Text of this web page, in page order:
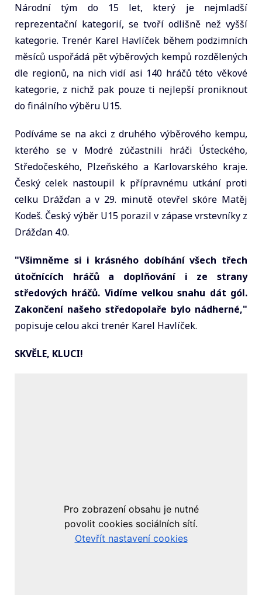
Národní tým do 15 let, který je nejmladší
reprezentační kategorií, se tvoří odlišně než vyšší
kategorie. Trenér Karel Havlíček během podzimních
měsíců uspořádá pět výběrových kempů rozdělených
dle regionů, na nich vidí asi 140 hráčů této věkové
kategorie, z nichž pak pouze ti nejlepší proniknout
do finálního výběru U15.
Podíváme se na akci z druhého výběrového kempu,
kterého se v Modré zúčastnili hráči Ústeckého,
Středočeského, Plzeňského a Karlovarského kraje.
Český celek nastoupil k přípravnému utkání proti
celku Drážďan a v 29. minutě otevřel skóre Matěj
Kodeš. Český výběr U15 porazil v zápase vrstevníky z
Drážďan 4:0.
"Všimněme si i krásného dobíhání všech třech
útočnících hráčů a doplňování i ze strany
středových hráčů. Vidíme velkou snahu dát gól.
Zakončení našeho středopolaře bylo nádherné,"
popisuje celou akci trenér Karel Havlíček.
SKVĚLE, KLUCI!